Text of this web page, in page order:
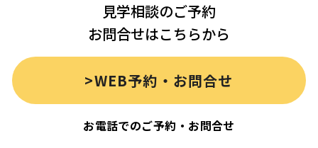
見学相談のご予約
お問合せはこちらから
>WEB予約・お問合せ
お電話でのご予約・お問合せ